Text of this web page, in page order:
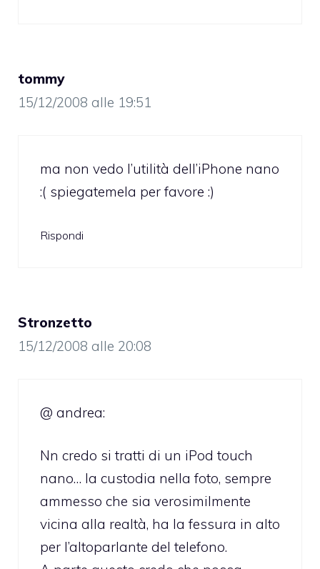
tommy
15/12/2008 alle 19:51
ma non vedo l’utilità dell’iPhone nano
:( spiegatemela per favore :)
Rispondi
Stronzetto
15/12/2008 alle 20:08
@ andrea:
Nn credo si tratti di un iPod touch
nano… la custodia nella foto, sempre
ammesso che sia verosimilmente
vicina alla realtà, ha la fessura in alto
per l’altoparlante del telefono.